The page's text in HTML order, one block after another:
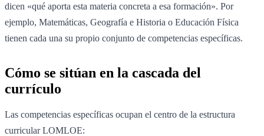
dicen «qué aporta esta materia concreta a esa formación». Por
ejemplo, Matemáticas, Geografía e Historia o Educación Física
tienen cada una su propio conjunto de competencias específicas.
Cómo se sitúan en la cascada del
currículo
Las competencias específicas ocupan el centro de la estructura
curricular LOMLOE: